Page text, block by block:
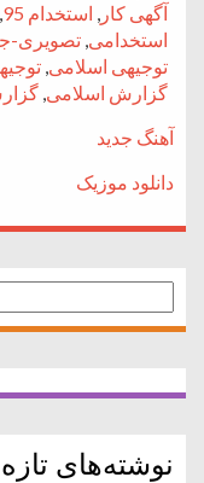
آگهی کار , استخدام 95 ,
استخدامی, تصویری-
توجیهی اسلامی,
گزارش اسلامی,
آهنگ جدید
دانلود موزیک
برای:
نوشته‌های تازه